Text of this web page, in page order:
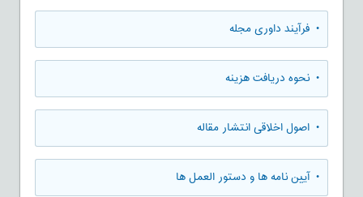
• فرآیند داوری مجله
• نحوه دریافت هزینه
• اصول اخلاقی انتشار مقاله
• آیین نامه ها و دستور العمل ها